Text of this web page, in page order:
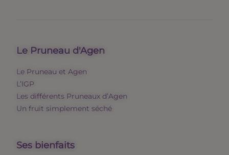
Le Pruneau d'Agen
Le Pruneau et Agen
L’IGP
Les différents Pruneaux d’Agen
Un fruit simplement séché
Ses bienfaits